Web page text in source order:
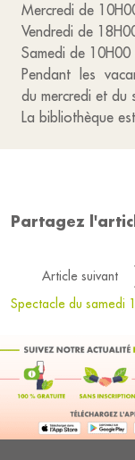
Mercredi de
Vendredi de
Samedi de
Pendant les
du mercredi et du
La bibliothèque
Partagez
Article suivant
Spectacle du samedi